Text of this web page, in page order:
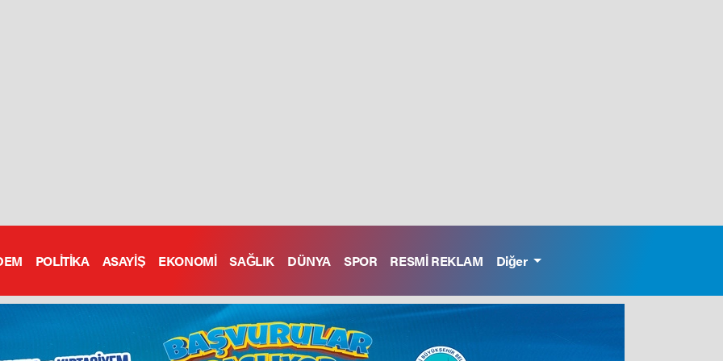
POLİTİKA ASAYİŞ EKONOMİ SAĞLIK DÜNYA SPOR RESMİ REKLAM Diğer